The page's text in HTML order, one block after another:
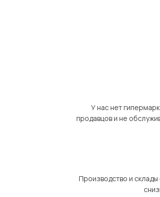
У нас нет
продавцов и не
Производство и